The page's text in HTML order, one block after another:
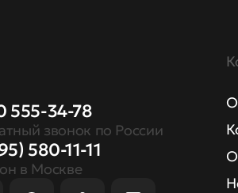
555-34-78
звонок по России
580-11-11
в Москве